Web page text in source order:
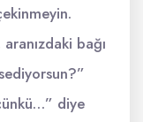
bağı
diye